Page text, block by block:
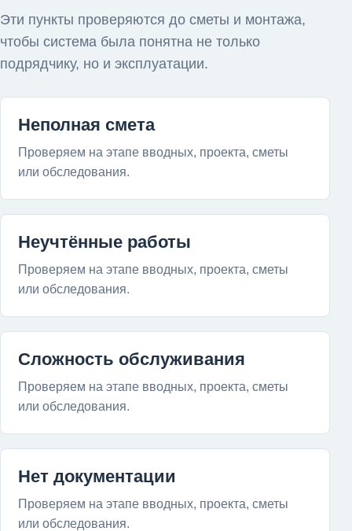
Эти пункты проверяются до сметы и монтажа,
чтобы система была понятна не только
подрядчику, но и эксплуатации.
Неполная смета
Проверяем на этапе вводных, проекта, сметы
или обследования.
Неучтённые работы
Проверяем на этапе вводных, проекта, сметы
или обследования.
Сложность обслуживания
Проверяем на этапе вводных, проекта, сметы
или обследования.
Нет документации
Проверяем на этапе вводных, проекта, сметы
или обследования.